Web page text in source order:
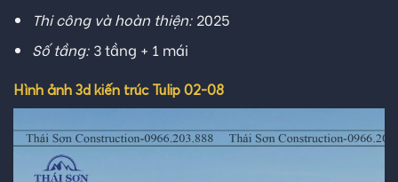
Thi công và hoàn thiện: 2025
Số tầng:3 tầng + 1 mái
Hình ảnh 3d kiến trúc Tulip 02-08